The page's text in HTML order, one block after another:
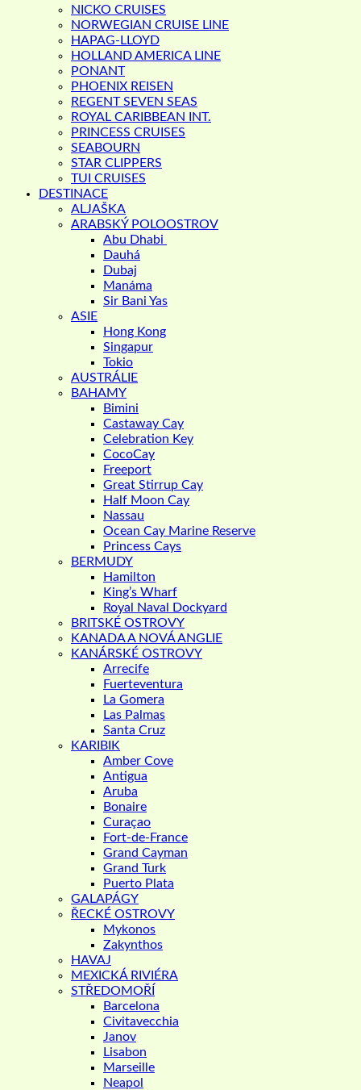
NICKO CRUISES
NORWEGIAN CRUISE LINE
HAPAG-LLOYD
HOLLAND AMERICA LINE
PONANT
PHOENIX REISEN
REGENT SEVEN SEAS
ROYAL CARIBBEAN INT.
PRINCESS CRUISES
SEABOURN
STAR CLIPPERS
TUI CRUISES
DESTINACE
ALJAŠKA
ARABSKÝ POLOOSTROV
Abu Dhabi
Dauhá
Dubaj
Manáma
Sir Bani Yas
ASIE
Hong Kong
Singapur
Tokio
AUSTRÁLIE
BAHAMY
Bimini
Castaway Cay
Celebration Key
CocoCay
Freeport
Great Stirrup Cay
Half Moon Cay
Nassau
Ocean Cay Marine Reserve
Princess Cays
BERMUDY
Hamilton
King’s Wharf
Royal Naval Dockyard
BRITSKÉ OSTROVY
KANADA A NOVÁ ANGLIE
KANÁRSKÉ OSTROVY
Arrecife
Fuerteventura
La Gomera
Las Palmas
Santa Cruz
KARIBIK
Amber Cove
Antigua
Aruba
Bonaire
Curaçao
Fort-de-France
Grand Cayman
Grand Turk
Puerto Plata
GALAPÁGY
ŘECKÉ OSTROVY
Mykonos
Zakynthos
HAVAJ
MEXICKÁ RIVIÉRA
STŘEDOMOŘÍ
Barcelona
Civitavecchia
Janov
Lisabon
Marseille
Neapol